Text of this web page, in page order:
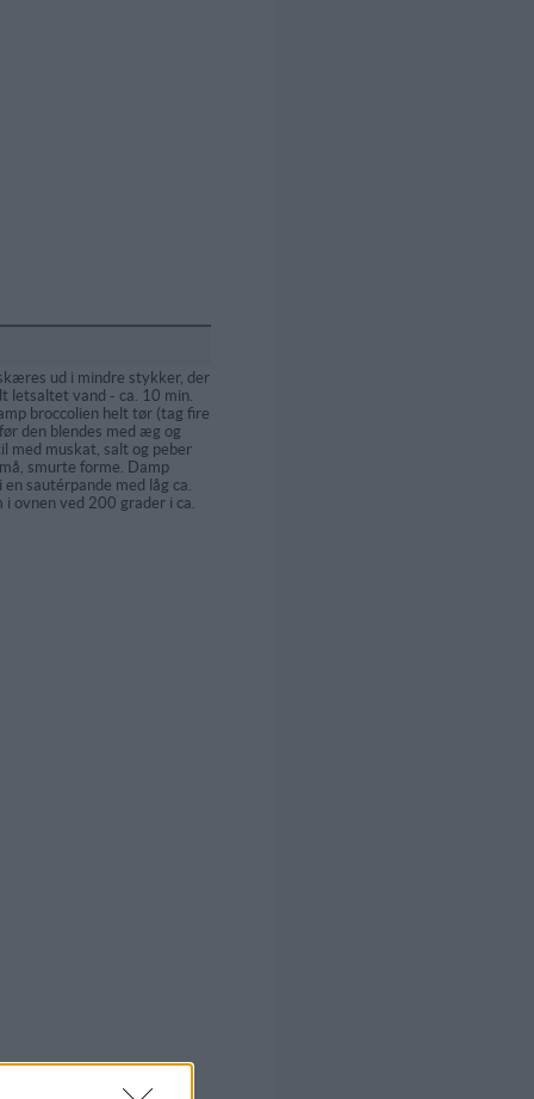
ud i mindre stykker, der
letsaltet vand - ca. 10 min.
broccolien helt tør (tag fire
den blendes med æg og
med muskat, salt og peber
smurte forme. Damp
sautérpande med låg ca.
i ovnen ved 200 grader i ca.